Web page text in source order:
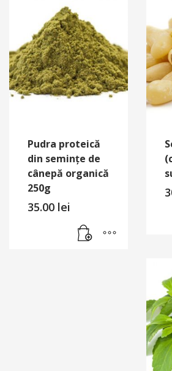
Pudra proteică
din semințe de
cânepă organică
250g
35.00 lei